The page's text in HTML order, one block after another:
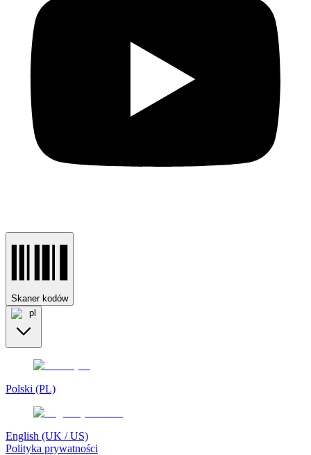
Skaner kodów
pl
Polski (PL)
English (UK / US)
Polityka prywatności